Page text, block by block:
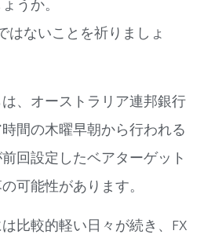
うか。
はないことを祈りましょ
、オーストラリア連邦銀行
間の木曜早朝から行われる
回設定したベアターゲット
可能性があります。
比較的軽い日々が続き、FX